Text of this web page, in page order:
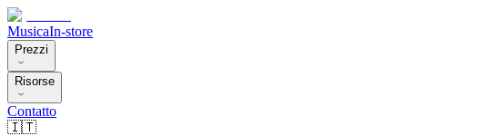
MusicaIn-store
Prezzi
Risorse
Contatto
🇮🇹